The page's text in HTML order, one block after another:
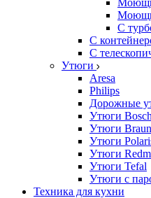
С
С
С
Утюги
Aresa
Philips
Дорожные
Утюги Bosch
Утюги Braun
Утюги
Утюги
Утюги Tefal
Утюги с
Техника для кухни